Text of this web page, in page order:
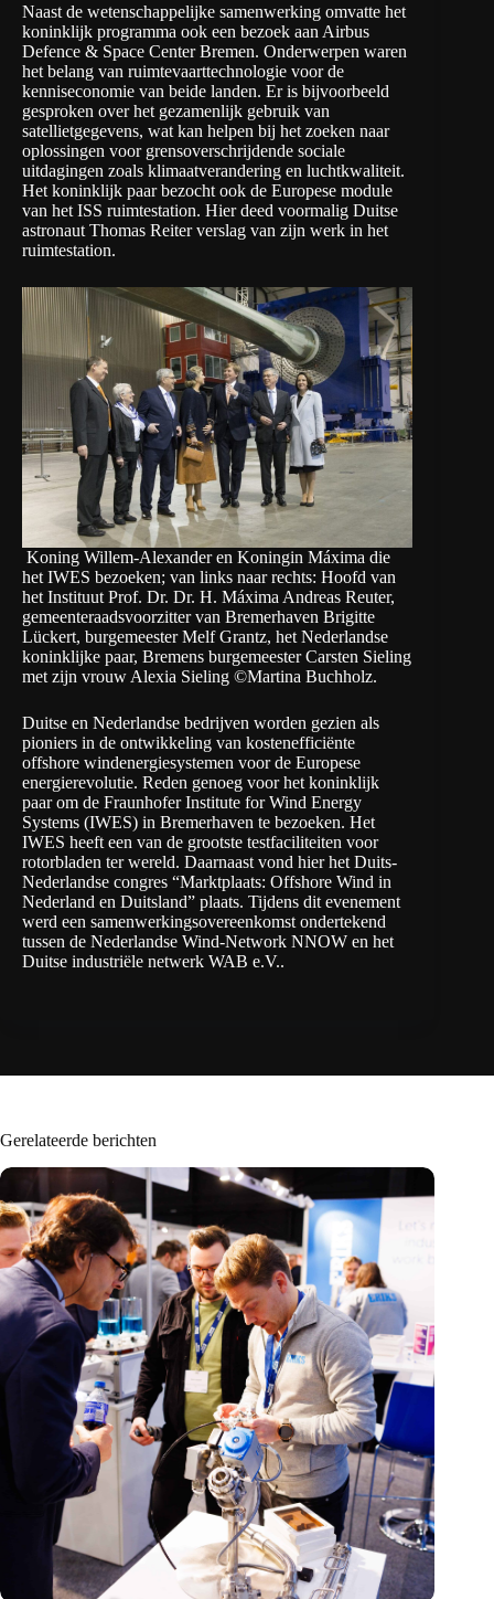
Naast de wetenschappelijke samenwerking omvatte het
koninklijk programma ook een bezoek aan Airbus
Defence & Space Center Bremen. Onderwerpen waren
het belang van ruimtevaarttechnologie voor de
kenniseconomie van beide landen. Er is bijvoorbeeld
gesproken over het gezamenlijk gebruik van
satellietgegevens, wat kan helpen bij het zoeken naar
oplossingen voor grensoverschrijdende sociale
uitdagingen zoals klimaatverandering en luchtkwaliteit.
Het koninklijk paar bezocht ook de Europese module
van het ISS ruimtestation. Hier deed voormalig Duitse
astronaut Thomas Reiter verslag van zijn werk in het
ruimtestation.
Koning Willem-Alexander en Koningin Máxima die
het IWES bezoeken; van links naar rechts: Hoofd van
het Instituut Prof. Dr. Dr. H. Máxima Andreas Reuter,
gemeenteraadsvoorzitter van Bremerhaven Brigitte
Lückert, burgemeester Melf Grantz, het Nederlandse
koninklijke paar, Bremens burgemeester Carsten Sieling
met zijn vrouw Alexia Sieling ©Martina Buchholz.
Duitse en Nederlandse bedrijven worden gezien als
pioniers in de ontwikkeling van kostenefficiënte
offshore windenergiesystemen voor de Europese
energierevolutie. Reden genoeg voor het koninklijk
paar om de Fraunhofer Institute for Wind Energy
Systems (IWES) in Bremerhaven te bezoeken. Het
IWES heeft een van de grootste testfaciliteiten voor
rotorbladen ter wereld. Daarnaast vond hier het Duits-
Nederlandse congres “Marktplaats: Offshore Wind in
Nederland en Duitsland” plaats. Tijdens dit evenement
werd een samenwerkingsovereenkomst ondertekend
tussen de Nederlandse Wind-Network NNOW en het
Duitse industriële netwerk WAB e.V..
Gerelateerde berichten